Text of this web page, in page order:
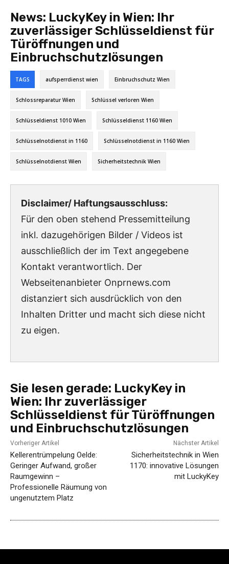
News: LuckyKey in Wien: Ihr
zuverlässiger Schlüsseldienst für
Türöffnungen und
Einbruchschutzlösungen
TAGS aufsperrdienst wien Einbruchschutz Wien
Schlossreparatur Wien Schlüssel verloren Wien
Schlüsseldienst 1010 Wien Schlüsseldienst 1160 Wien
Schlüsselnotdienst in 1160 Schlüsselnotdienst in 1160 Wien
Schlüsselnotdienst Wien Sicherheitstechnik Wien
Disclaimer/ Haftungsausschluss:
Für den oben stehend Pressemitteilung
inkl. dazugehörigen Bilder / Videos ist
ausschließlich der im Text angegebene
Kontakt verantwortlich. Der
Webseitenanbieter Onprnews.com
distanziert sich ausdrücklich von den
Inhalten Dritter und macht sich diese nicht
zu eigen.
Sie lesen gerade: LuckyKey in
Wien: Ihr zuverlässiger
Schlüsseldienst für Türöffnungen
und Einbruchschutzlösungen
Vorheriger Artikel
Kellerentrümpelung Oelde:
Geringer Aufwand, großer
Raumgewinn –
Professionelle Räumung von
ungenutztem Platz
Nächster Artikel
Sicherheitstechnik in Wien
1170: innovative Lösungen
mit LuckyKey